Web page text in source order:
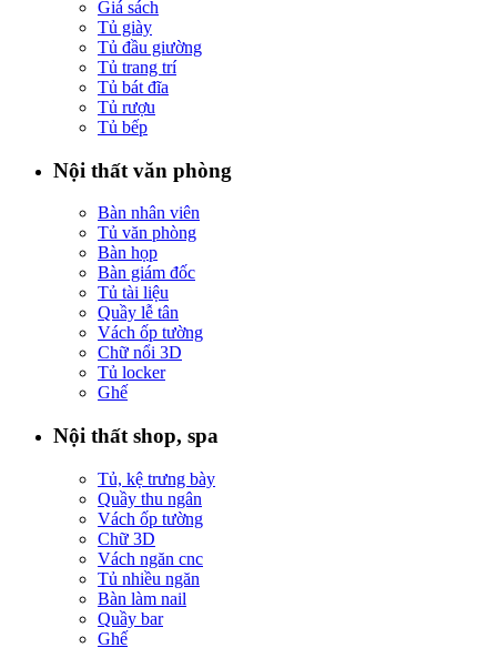
Giá sách
Tủ giày
Tủ đầu giường
Tủ trang trí
Tủ bát đĩa
Tủ rượu
Tủ bếp
Nội thất văn phòng
Bàn nhân viên
Tủ văn phòng
Bàn họp
Bàn giám đốc
Tủ tài liệu
Quầy lễ tân
Vách ốp tường
Chữ nổi 3D
Tủ locker
Ghế
Nội thất shop, spa
Tủ, kệ trưng bày
Quầy thu ngân
Vách ốp tường
Chữ 3D
Vách ngăn cnc
Tủ nhiều ngăn
Bàn làm nail
Quầy bar
Ghế